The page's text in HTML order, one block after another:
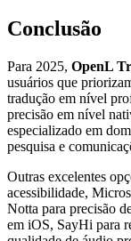
Conclusão
Para 2025, OpenL
usuários que
tradução em nível
precisão em nível
especializado em
pesquisa e
Outras excelentes
acessibilidade,
Notta para precisão
em iOS, SayHi para